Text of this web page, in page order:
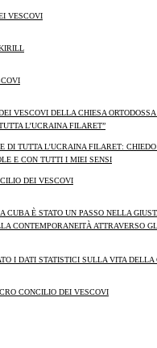
VESCOVI
VESCOVI DELLA CHIESA ORTODOSSA
L’UCRAINA FILARET”
DI TUTTA L’UCRAINA FILARET:
E CON TUTTI I MIEI SENSI
DEI VESCOVI
CUBA È STATO UN PASSO NELLA
CONTEMPORANEITÀ ATTRAVERSO
I DATI STATISTICI SULLA VITA DELLA
CONCILIO DEI VESCOVI